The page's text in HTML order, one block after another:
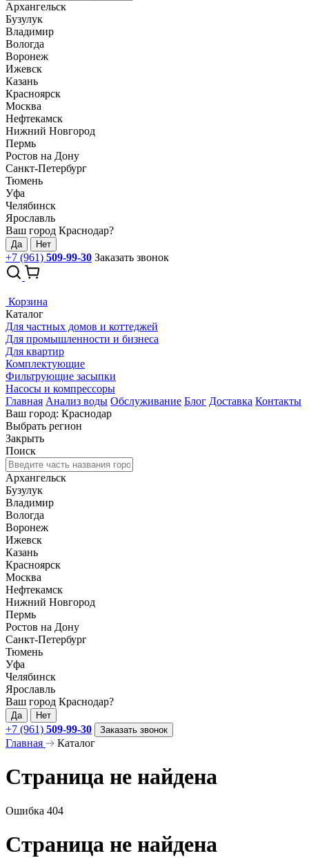
Архангельск
Бузулук
Владимир
Вологда
Воронеж
Ижевск
Казань
Красноярск
Москва
Нефтекамск
Нижний Новгород
Пермь
Ростов на Дону
Санкт-Петербург
Тюмень
Уфа
Челябинск
Ярославль
Ваш город Краснодар?
Да Нет
+7 (961) 509-99-30 Заказать звонок
Корзина
Каталог
Для частных домов и коттеджей
Для промышленности и бизнеса
Для квартир
Комплектующие
Фильтрующие засыпки
Насосы и компрессоры
Главная Анализ воды Обслуживание Блог Доставка Контакты
Ваш город: Краснодар
Выбрать регион
Закрыть
Поиск
Архангельск
Бузулук
Владимир
Вологда
Воронеж
Ижевск
Казань
Красноярск
Москва
Нефтекамск
Нижний Новгород
Пермь
Ростов на Дону
Санкт-Петербург
Тюмень
Уфа
Челябинск
Ярославль
Ваш город Краснодар?
Да Нет
+7 (961) 509-99-30 Заказать звонок
Главная Каталог
Страница не найдена
Ошибка 404
Страница не найдена